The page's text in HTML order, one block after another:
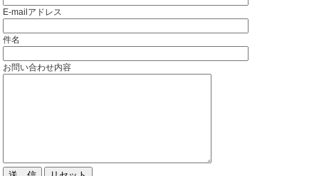
E-mailアドレス
件名
お問い合わせ内容